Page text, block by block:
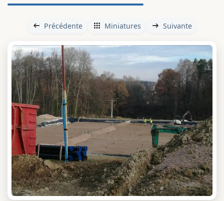
Précédente Miniatures Suivante